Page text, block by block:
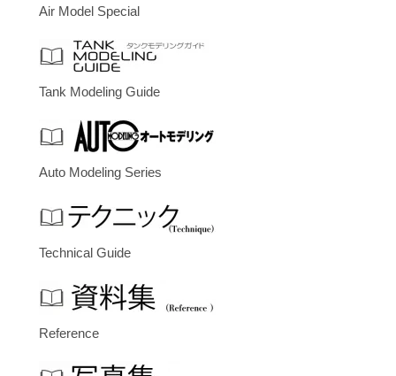
Air Model Special
Tank Modeling Guide
Auto Modeling Series
Technical Guide
Reference